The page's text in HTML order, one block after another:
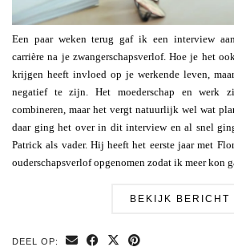
Een paar weken terug gaf ik een interview
carrière na je zwangerschapsverlof. Hoe je het
krijgen heeft invloed op je werkende leven,
negatief te zijn. Het moederschap en werk
combineren, maar het vergt natuurlijk wel wat
daar ging het over in dit interview en al snel
Patrick als vader. Hij heeft het eerste jaar met
ouderschapsverlof opgenomen zodat ik meer kon
BEKIJK BERICHT
DEEL OP: